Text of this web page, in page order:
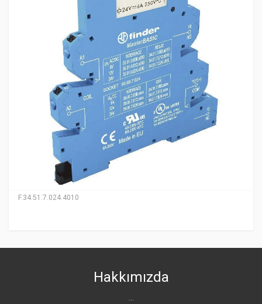
F.34.51.7.024.4010
Hakkımızda
...